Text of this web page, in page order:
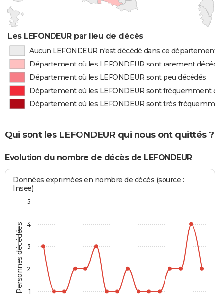
Les LEFONDEUR par lieu de décès
Aucun LEFONDEUR n'est décédé dans ce département
Département où les LEFONDEUR sont rarement
Département où les LEFONDEUR sont peu décédés
Département où les LEFONDEUR sont fréquemment
Département où les LEFONDEUR sont très
Qui sont les LEFONDEUR qui nous ont quittés ?
Evolution du nombre de décès de LEFONDEUR
Personnes décédées
Données exprimées en nombre de décès (source :
Insee)
1
2
3
4
5